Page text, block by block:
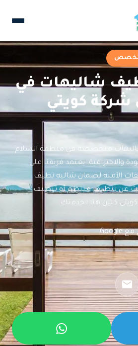
شاليهات في
شركة كويتي
متخصصة في منطقة السلام
والاحترافية. يعتمد فريقنا على
الآمنة لضمان شاليه نظيف
عن تنظيف منتظم أو تنظيف
كلين هنا لخدمتك.